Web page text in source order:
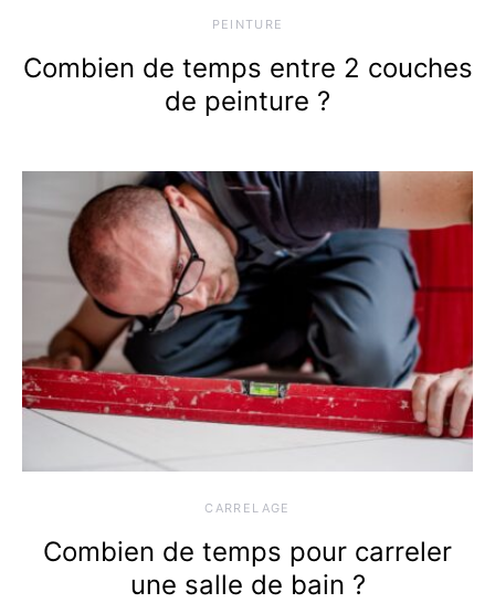
PEINTURE
Combien de temps entre 2 couches
de peinture ?
CARRELAGE
Combien de temps pour carreler
une salle de bain ?